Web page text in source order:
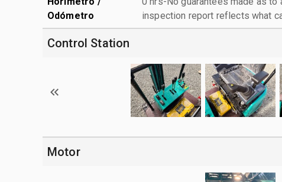
Odómetro
inspection report reflects what
Control Station
Motor